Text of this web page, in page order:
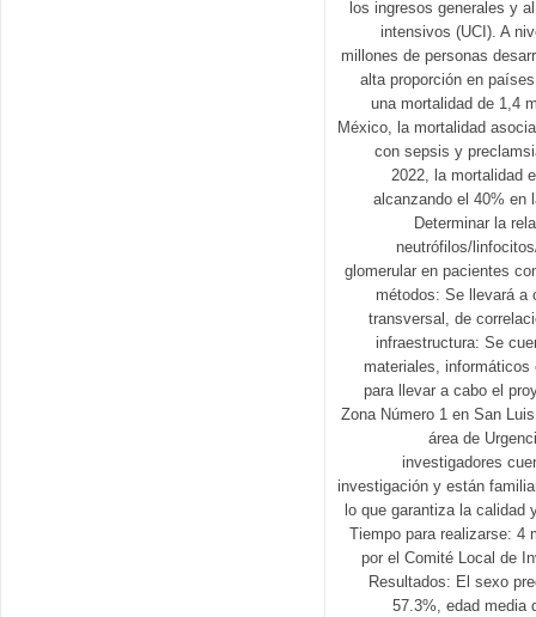
los ingresos generales y
intensivos (UCI). A
millones de personas
alta proporción en
una mortalidad de 1,4
México, la mortalidad
con sepsis y
2022, la mortalidad
alcanzando el 40% en
Determinar la
neutrófilos/
glomerular en pacientes
métodos: Se llevará a
transversal, de
infraestructura: Se
materiales,
para llevar a cabo el
Zona Número 1 en San
área de
investigadores
investigación y están
lo que garantiza la calidad
Tiempo para realizarse: 4
por el Comité Local de
Resultados: El sexo
57.3%, edad media